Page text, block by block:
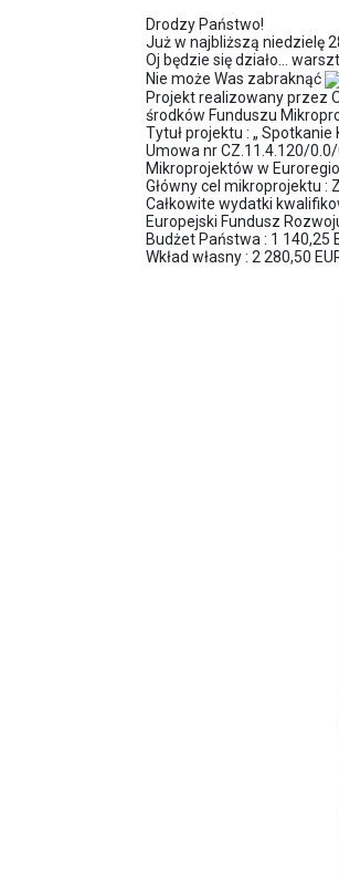
Drodzy Państwo!
Już w najbliższą niedzielę
Oj będzie się działo…
Nie może Was zabraknąć
Projekt realizowany przez
środków Funduszu
Tytuł projektu : „
Umowa nr CZ.11.4.120/
Mikroprojektów w
Główny cel mikroprojektu :
Całkowite wydatki
Europejski Fundusz
Budżet Państwa : 1 140,25
Wkład własny : 2 280,50